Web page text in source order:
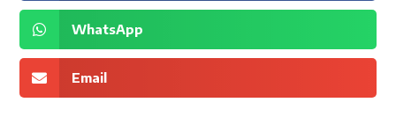
WhatsApp
Email